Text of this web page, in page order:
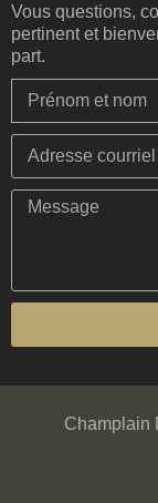
Vous questions,
pertinent et
part.
Champlain